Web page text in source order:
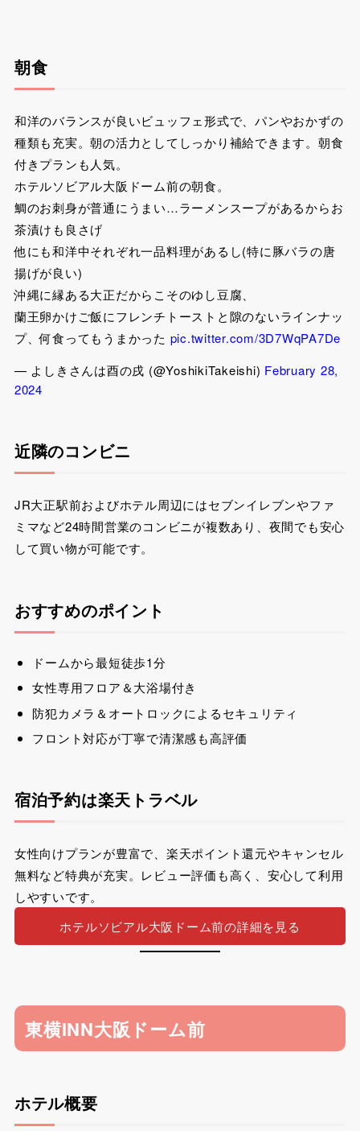
朝食
和洋のバランスが良いビュッフェ形式で、パンやおかずの
種類も充実。朝の活力としてしっかり補給できます。朝食
付きプランも人気。
ホテルソビアル大阪ドーム前の朝食。
鯛のお刺身が普通にうまい…ラーメンスープがあるからお
茶漬けも良さげ
他にも和洋中それぞれ一品料理があるし(特に豚バラの唐
揚げが良い)
沖縄に縁ある大正だからこそのゆし豆腐、
蘭王卵かけご飯にフレンチトーストと隙のないラインナッ
プ、何食ってもうまかった pic.twitter.com/3D7WqPA7De
— よしきさんは酉の戌 (@YoshikiTakeishi) February 28,
2024
近隣のコンビニ
JR大正駅前およびホテル周辺にはセブンイレブンやファ
ミマなど24時間営業のコンビニが複数あり、夜間でも安心
して買い物が可能です。
おすすめのポイント
ドームから最短徒歩1分
女性専用フロア＆大浴場付き
防犯カメラ＆オートロックによるセキュリティ
フロント対応が丁寧で清潔感も高評価
宿泊予約は楽天トラベル
女性向けプランが豊富で、楽天ポイント還元やキャンセル
無料など特典が充実。レビュー評価も高く、安心して利用
しやすいです。
ホテルソビアル大阪ドーム前の詳細を見る
東横INN大阪ドーム前
ホテル概要